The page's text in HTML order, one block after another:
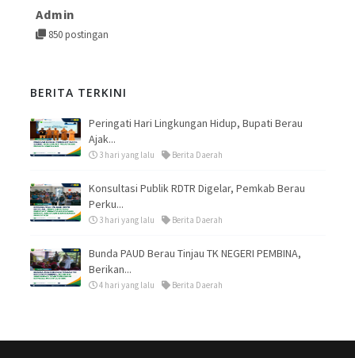
Admin
850 postingan
BERITA TERKINI
Peringati Hari Lingkungan Hidup, Bupati Berau
Ajak...
3 hari yang lalu Berita Daerah
Konsultasi Publik RDTR Digelar, Pemkab Berau
Perku...
3 hari yang lalu Berita Daerah
Bunda PAUD Berau Tinjau TK NEGERI PEMBINA,
Berikan...
4 hari yang lalu Berita Daerah